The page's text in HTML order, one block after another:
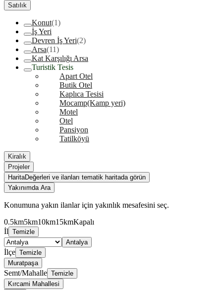
Satılık
Konut(1)
İş Yeri
Devren İş Yeri(2)
Arsa(11)
Kat Karşılığı Arsa
Turistik Tesis
Apart Otel
Butik Otel
Kaplıca Tesisi
Mocamp(Kamp yeri)
Motel
Otel
Pansiyon
Tatilköyü
Kiralık
Projeler
HaritaDeğerleri ve ilanları tematik haritada görün
Yakınımda Ara
Konumuna yakın ilanlar için yakınlık mesafesini seç.
0.5km5km10km15kmKapalı
İl Temizle
Antalya
İlçe Temizle
Muratpaşa
Semt/Mahalle Temizle
Kırcami Mahallesi